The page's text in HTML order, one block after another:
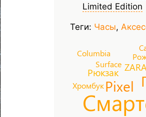
Limited Edition
Теги: Часы,
Pixel
Рюкзак ZARA
Surface
Columbia
Хромбук